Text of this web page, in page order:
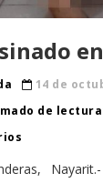
14 de
de